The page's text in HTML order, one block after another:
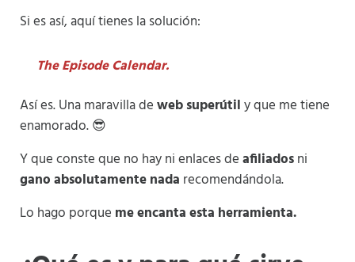
Si es así, aquí tienes la solución:
The Episode Calendar.
Así es. Una maravilla deweb superútily que me tiene
enamorado. 😎
Y que conste que no hay ni enlaces deafiliadosni
gano absolutamente nada recomendándola.
Lo hago porque me encanta esta herramienta.